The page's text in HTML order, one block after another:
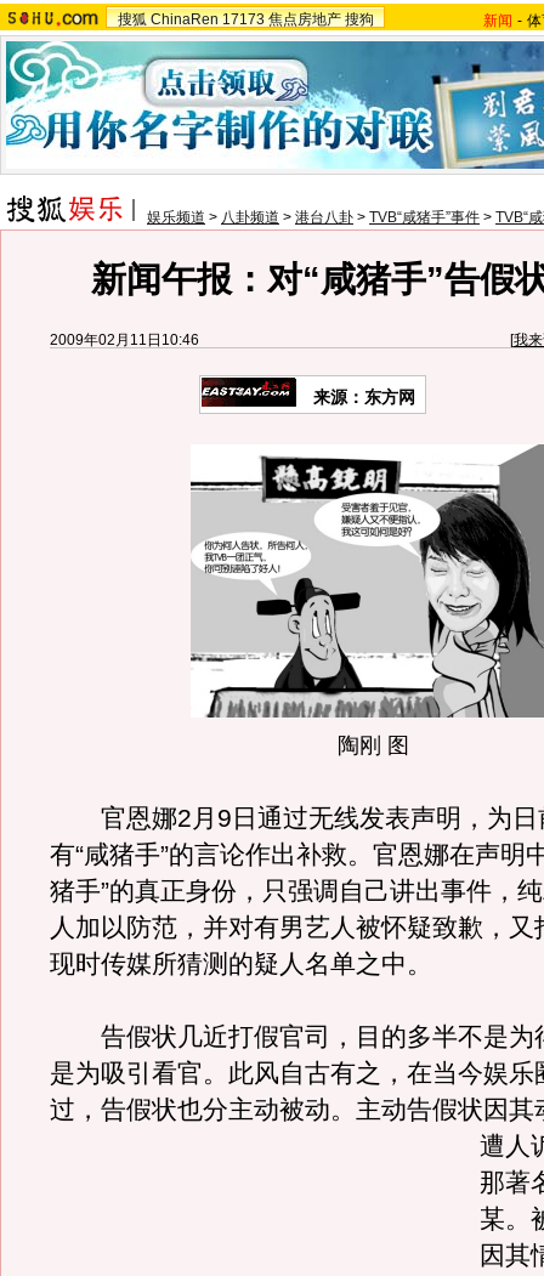
搜狐 ChinaRen 17173 焦点房地产 搜狗 新闻 -
娱乐频道 > 八卦频道 > 港台八卦 > TVB“咸猪手”事件 > TVB“
新闻午报：对“咸猪手”告假
2009年02月11日10:46 [我
来源：东方网
陶刚 图
官恩娜2月9日通过无线发表声明，为日
有“咸猪手”的言论作出补救。官恩娜在声明
猪手”的真正身份，只强调自己讲出事件，
人加以防范，并对有男艺人被怀疑致歉，又
现时传媒所猜测的疑人名单之中。
告假状几近打假官司，目的多半不是为
是为吸引看官。此风自古有之，在当今娱乐
过，告假状也分主动被动。主动告假状因其
遭人
那著
某。
因其